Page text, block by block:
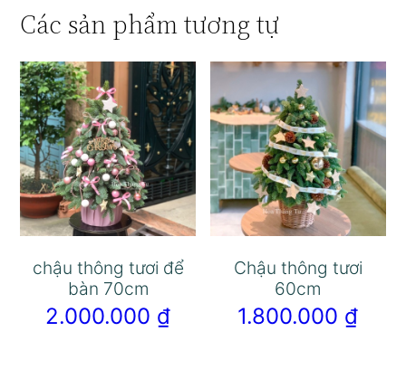
Các sản phẩm tương tự
chậu thông tươi để
bàn 70cm
2.000.000 ₫
Chậu thông tươi
60cm
1.800.000 ₫